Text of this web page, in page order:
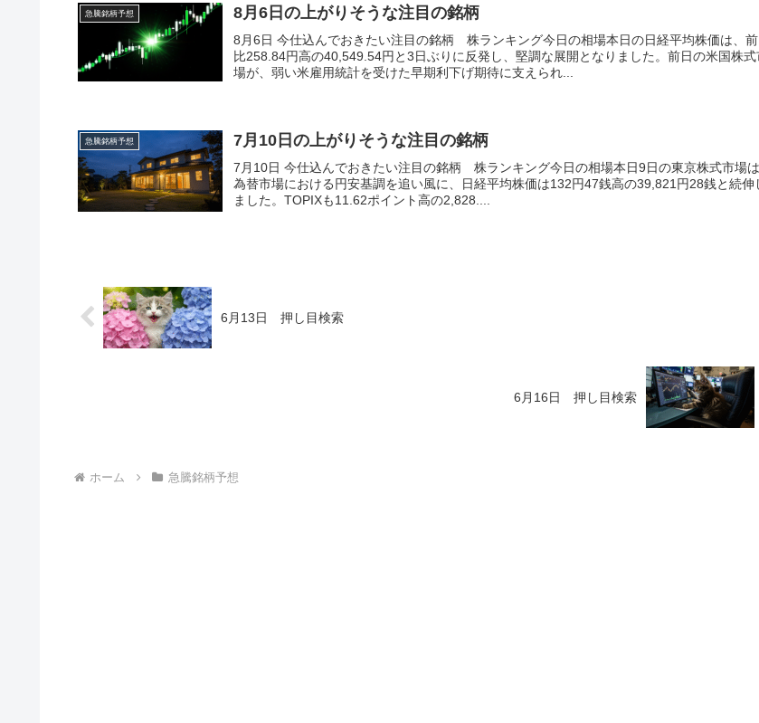
急騰銘柄予想 8月6日の上がりそうな注目の銘柄
8月6日 今仕込んでおきたい注目の銘柄 株ランキング今日の相場本日の日経平均株価は、前
比258.84円高の40,549.54円と3日ぶりに反発し、堅調な展開となりました。前日の米国株式
場が、弱い米雇用統計を受けた早期利下げ期待に支えられ...
急騰銘柄予想 7月10日の上がりそうな注目の銘柄
7月10日 今仕込んでおきたい注目の銘柄 株ランキング今日の相場本日9日の東京株式市場は
為替市場における円安基調を追い風に、日経平均株価は132円47銭高の39,821円28銭と続伸
ました。TOPIXも11.62ポイント高の2,828....
6月13日 押し目検索
6月16日 押し目検索
ホーム 急騰銘柄予想